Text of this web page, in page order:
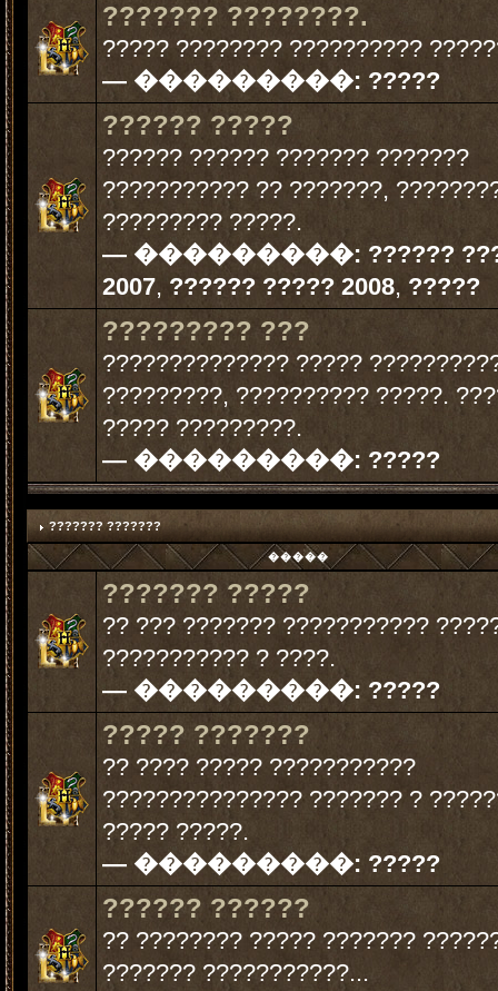
??????? ????????.
????? ???????? ??????????
— ���������: ?????
?????? ?????
?????? ?????? ??????? ???????
??????????? ?? ???????,
????????? ?????.
— ���������: ??????
2007, ?????? ????? 2008, ?????
????????? ???
?????????????? ?????
?????????, ?????????? ?????.
????? ?????????.
— ���������: ?????
??????? ???????
�����
??????? ?????
?? ??? ??????? ???????????
??????????? ? ????.
— ���������: ?????
????? ???????
?? ???? ????? ???????????
??????????????? ??????? ?
????? ?????.
— ���������: ?????
?????? ??????
?? ???????? ????? ???????
??????? ???????????...